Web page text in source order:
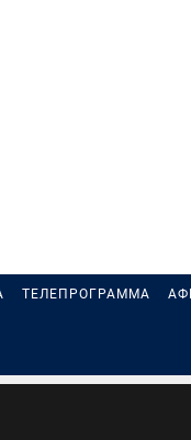
ТЕЛЕПРОГРАММА